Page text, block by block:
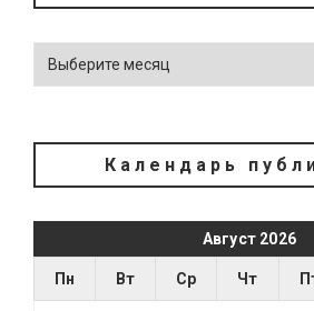
Календарь
Август 2026
Пн Вт Ср Чт